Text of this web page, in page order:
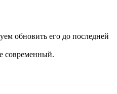
обновить его до последней
современный.